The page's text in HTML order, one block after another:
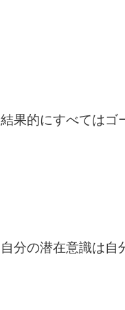
結果的にすべてはゴ
自分の潜在意識は自